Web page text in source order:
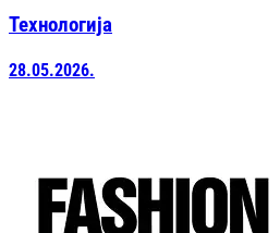
Технологија
28.05.2026.